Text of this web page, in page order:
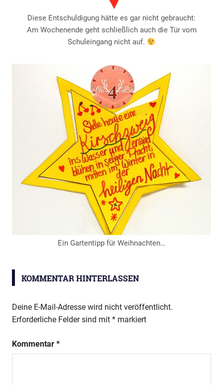
Diese Entschuldigung hätte es gar nicht gebraucht:
Am Wochenende geht schließlich auch die Tür vom
Schuleingang nicht auf.
Ein Gartentipp für Weihnachten…
Adventskalender
KOMMENTAR HINTERLASSEN
Deine E-Mail-Adresse wird nicht veröffentlicht.
Erforderliche Felder sind mit * markiert
Kommentar *